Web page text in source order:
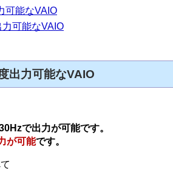
可能なVAIO
可能なVAIO
出力可能なVAIO
で出力が可能です。
が可能です。